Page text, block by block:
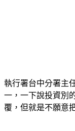
執行署台中分署主
一，一下說投資別
覆，但就是不願意